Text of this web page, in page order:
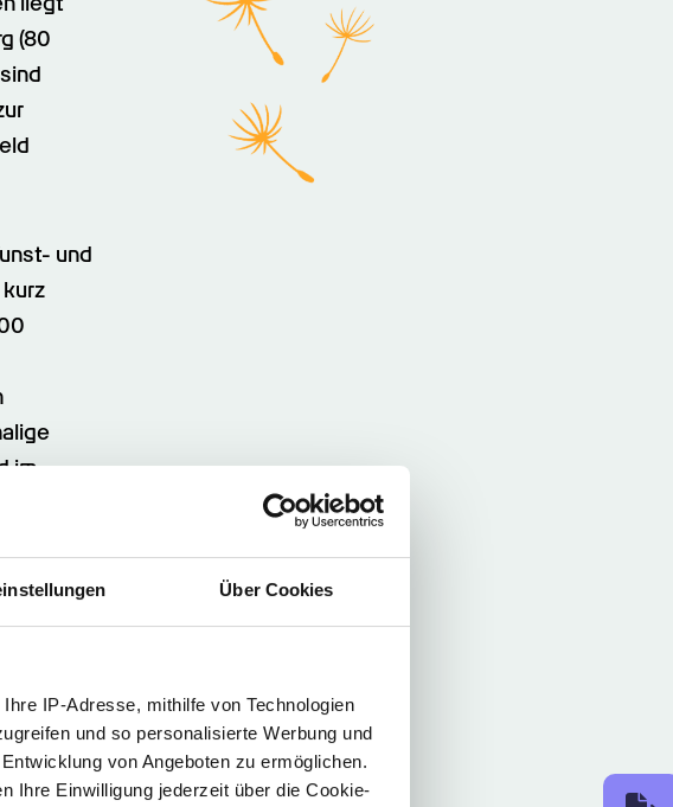
Über Cookies
IP-Adresse, mithilfe von Technologien
und so personalisierte Werbung und
von Angeboten zu ermöglichen.
Ihre Einwilligung jederzeit über die Cookie-
(80
und
im
seit